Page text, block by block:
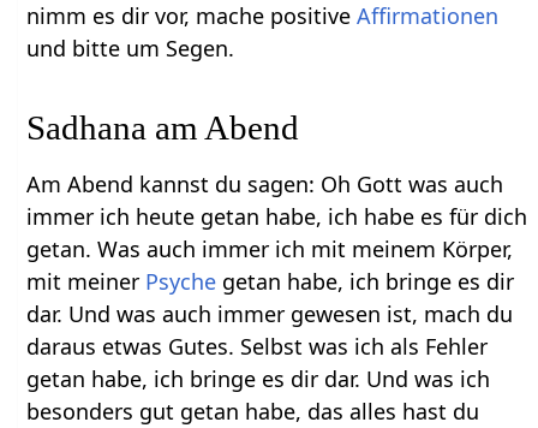
nimm es dir vor, mache positiveAffirmationen
und bitte um Segen.
Sadhana am Abend
Am Abend kannst du sagen: Oh Gott was auch
immer ich heute getan habe, ich habe es für dich
getan. Was auch immer ich mit meinem Körper,
mit meiner Psyche getan habe, ich bringe es dir
dar. Und was auch immer gewesen ist, mach du
daraus etwas Gutes. Selbst was ich als Fehler
getan habe, ich bringe es dir dar. Und was ich
besonders gut getan habe, das alles hast du